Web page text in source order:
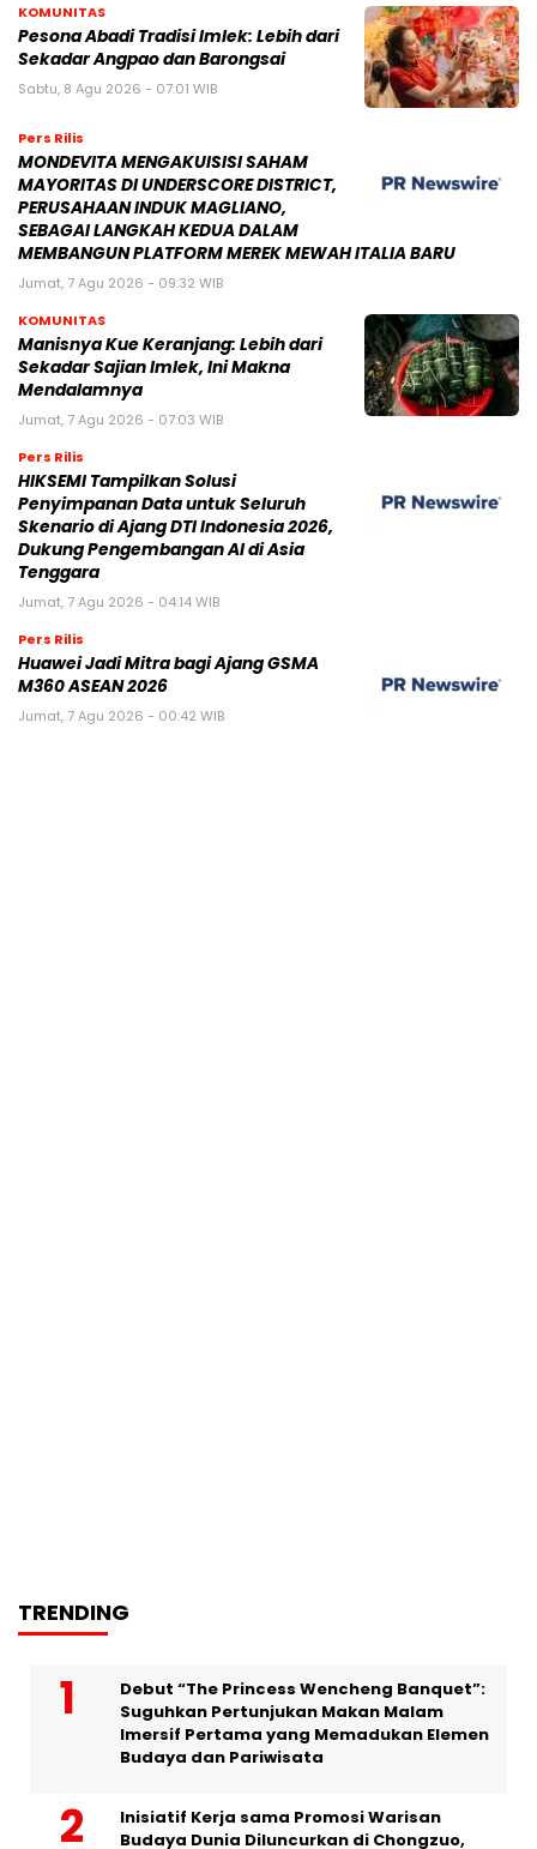
KOMUNITAS
Pesona Abadi Tradisi Imlek: Lebih dari
Sekadar Angpao dan Barongsai
Sabtu, 8 Agu 2026 - 07:01 WIB
Pers Rilis
MONDEVITA MENGAKUISISI SAHAM
MAYORITAS DI UNDERSCORE DISTRICT,
PERUSAHAAN INDUK MAGLIANO,
SEBAGAI LANGKAH KEDUA DALAM
MEMBANGUN PLATFORM MEREK MEWAH ITALIA BARU
Jumat, 7 Agu 2026 - 09:32 WIB
KOMUNITAS
Manisnya Kue Keranjang: Lebih dari
Sekadar Sajian Imlek, Ini Makna
Mendalamnya
Jumat, 7 Agu 2026 - 07:03 WIB
Pers Rilis
HIKSEMI Tampilkan Solusi
Penyimpanan Data untuk Seluruh
Skenario di Ajang DTI Indonesia 2026,
Dukung Pengembangan AI di Asia
Tenggara
Jumat, 7 Agu 2026 - 04:14 WIB
Pers Rilis
Huawei Jadi Mitra bagi Ajang GSMA
M360 ASEAN 2026
Jumat, 7 Agu 2026 - 00:42 WIB
TRENDING
Debut “The Princess Wencheng Banquet”:
Suguhkan Pertunjukan Makan Malam
Imersif Pertama yang Memadukan Elemen
Budaya dan Pariwisata
Inisiatif Kerja sama Promosi Warisan
Budaya Dunia Diluncurkan di Chongzuo,